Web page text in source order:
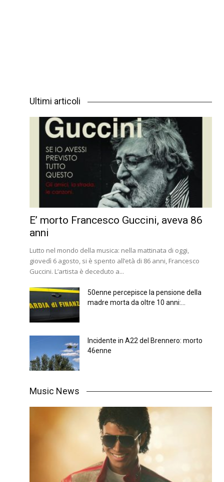
Ultimi articoli
E’ morto Francesco Guccini, aveva 86
anni
Lutto nel mondo della musica: nella mattinata di oggi,
giovedì 6 agosto, si è spento all’età di 86 anni, Francesco
Guccini. L’artista è deceduto a...
50enne percepisce la pensione della
madre morta da oltre 10 anni:...
Incidente in A22 del Brennero: morto
46enne
Music News